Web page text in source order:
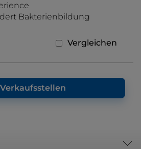
Bakterienbildung
Vergleichen
Verkaufsstellen